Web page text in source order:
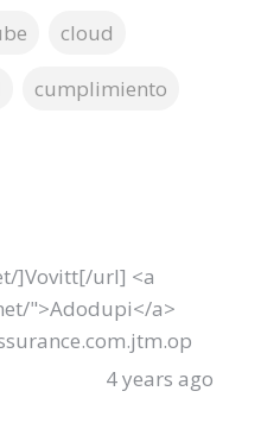
cloud
cumplimiento
]Vovitt[/url] <a
">Adodupi</a>
4 years ago